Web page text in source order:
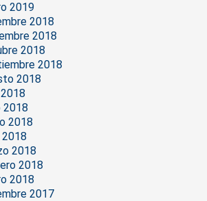
2019
2018
2018
2018
2018
2018
2018
2018
2018
2018
2018
2017